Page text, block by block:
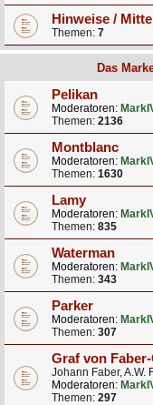
Hinweise /
Themen: 7
Das
Pelikan
Moderatoren:
Themen: 2136
Montblanc
Moderatoren:
Themen: 1630
Lamy
Moderatoren:
Themen: 835
Waterman
Moderatoren:
Themen: 343
Parker
Moderatoren:
Themen: 307
Graf von Faber-
Johann Faber, A.W.
Moderatoren:
Themen: 297